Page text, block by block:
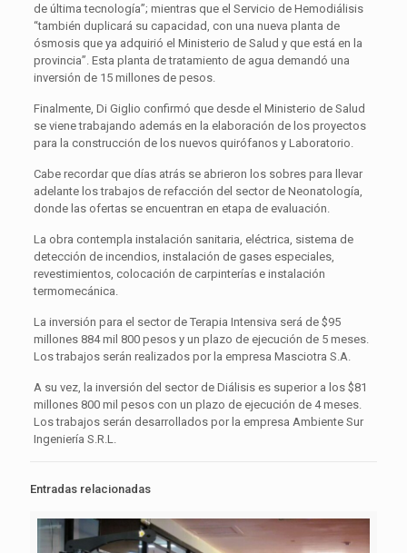
de última tecnología”; mientras que el Servicio de Hemodiálisis
“también duplicará su capacidad, con una nueva planta de
ósmosis que ya adquirió el Ministerio de Salud y que está en la
provincia”. Esta planta de tratamiento de agua demandó una
inversión de 15 millones de pesos.
Finalmente, Di Giglio confirmó que desde el Ministerio de Salud
se viene trabajando además en la elaboración de los proyectos
para la construcción de los nuevos quirófanos y Laboratorio.
Cabe recordar que días atrás se abrieron los sobres para llevar
adelante los trabajos de refacción del sector de Neonatología,
donde las ofertas se encuentran en etapa de evaluación.
La obra contempla instalación sanitaria, eléctrica, sistema de
detección de incendios, instalación de gases especiales,
revestimientos, colocación de carpinterías e instalación
termomecánica.
La inversión para el sector de Terapia Intensiva será de $95
millones 884 mil 800 pesos y un plazo de ejecución de 5 meses.
Los trabajos serán realizados por la empresa Masciotra S.A.
A su vez, la inversión del sector de Diálisis es superior a los $81
millones 800 mil pesos con un plazo de ejecución de 4 meses.
Los trabajos serán desarrollados por la empresa Ambiente Sur
Ingeniería S.R.L.
Entradas relacionadas